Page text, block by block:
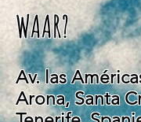
WAAR?
Av. las
Arona, Santa